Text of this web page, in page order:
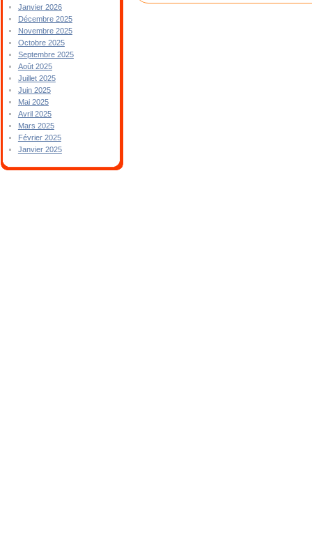
Janvier 2026
Décembre 2025
Novembre 2025
Octobre 2025
Septembre 2025
Août 2025
Juillet 2025
Juin 2025
Mai 2025
Avril 2025
Mars 2025
Février 2025
Janvier 2025